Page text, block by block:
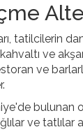
tatilcilerin
ve
ve
bulunan
ve tatlılar